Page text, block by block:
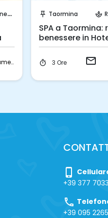
camera
push_pin Taormina spa
SPA a Taormina:
benessere in
timer 3 Ore email
phone_iphone
+39 377
call
+39 095